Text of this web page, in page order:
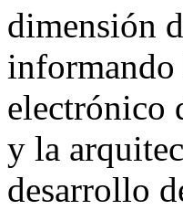
dimensión
electrónico
y la
desarrollo